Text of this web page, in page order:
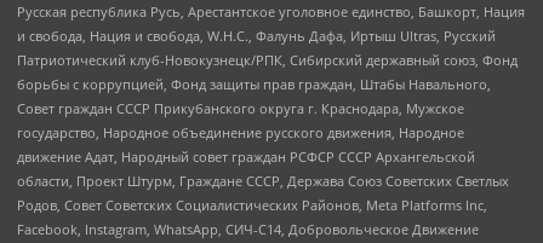
Русская республика Русь, Арестантское уголовное единство, Башкорт, Нация
и свобода, Нация и свобода, W.H.С., Фалунь Дафа, Иртыш Ultras, Русский
Патриотический клуб-Новокузнецк/РПК, Сибирский державный союз, Фонд
борьбы с коррупцией, Фонд защиты прав граждан, Штабы Навального,
Совет граждан СССР Прикубанского округа г. Краснодара, Мужское
государство, Народное объединение русского движения, Народное
движение Адат, Народный совет граждан РСФСР СССР Архангельской
области, Проект Штурм, Граждане СССР, Держава Союз Советских Светлых
Родов, Совет Советских Социалистических Районов, Meta Platforms Inc,
Facebook, Instagram, WhatsApp, СИЧ-С14, Добровольческое Движение